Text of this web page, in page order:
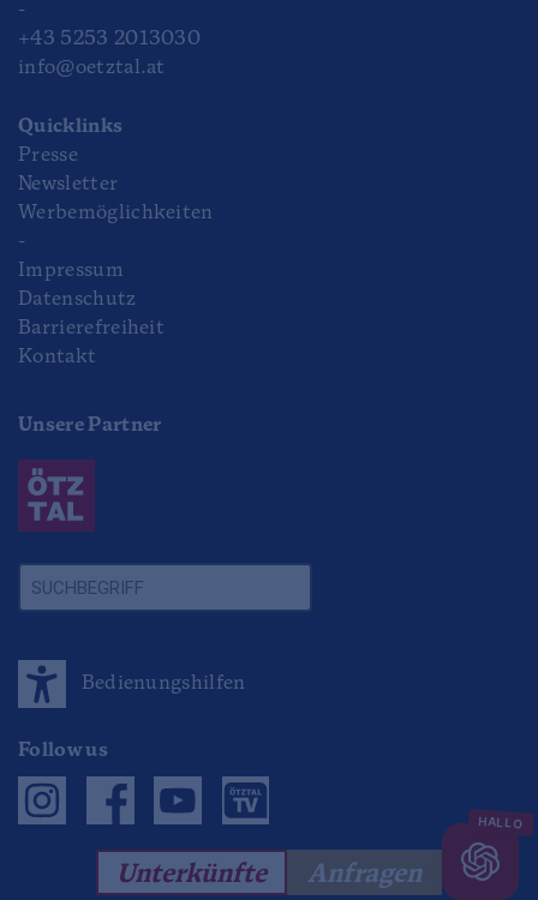
-
+43 5253 2013030
info@oetztal.at
Quicklinks
Presse
Newsletter
Werbemöglichkeiten
-
Impressum
Datenschutz
Barrierefreiheit
Kontakt
Unsere Partner
Bedienungshilfen
Follow us
Unterkünfte Anfragen